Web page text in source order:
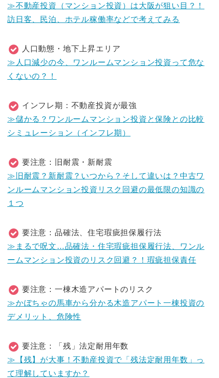
≫不動産投資（マンション投資）は大阪が狙い目？！
訪日客、民泊、ホテル稼働率などで考えてみる
人口動態・地下上昇エリア
≫人口減少の今、ワンルームマンション投資って危な
くないの？！
インフレ期：不動産投資が最強
≫儲かる？ワンルームマンション投資と保険との比較
シミュレーション（インフレ期）
要注意：旧耐震・新耐震
≫旧耐震？新耐震？いつから？そして違いは？中古ワ
ンルームマンション投資リスク回避の最低限の知識の
１つ
要注意：品確法、住宅瑕疵担保履行法
≫まるで呪文…品確法・住宅瑕疵担保履行法、ワンル
ームマンション投資のリスク回避？！瑕疵担保責任
要注意：一棟木造アパートのリスク
≫かぼちゃの馬車から分かる木造アパート一棟投資の
デメリット、危険性
要注意：「残」法定耐用年数
≫【残】が大事！不動産投資で「残法定耐用年数」っ
て理解していますか？